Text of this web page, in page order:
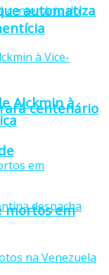
centenário
automatiza
Alckmin à
mortos em